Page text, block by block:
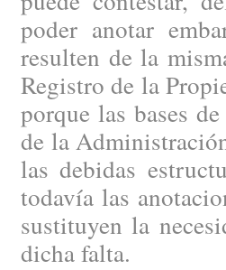
poder anotar
resulten de la
Registro de la
porque las bases
de la
las debidas
todavía las
sustituyen la
dicha falta.